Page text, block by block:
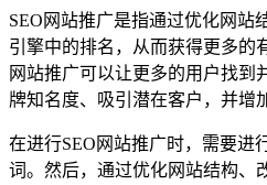
SEO网站推广是指通过优化网站
引擎中的排名，从而获得更多的
网站推广可以让更多的用户找到
牌知名度、吸引潜在客户，并增
在进行SEO网站推广时，需要进
词。然后，通过优化网站结构、